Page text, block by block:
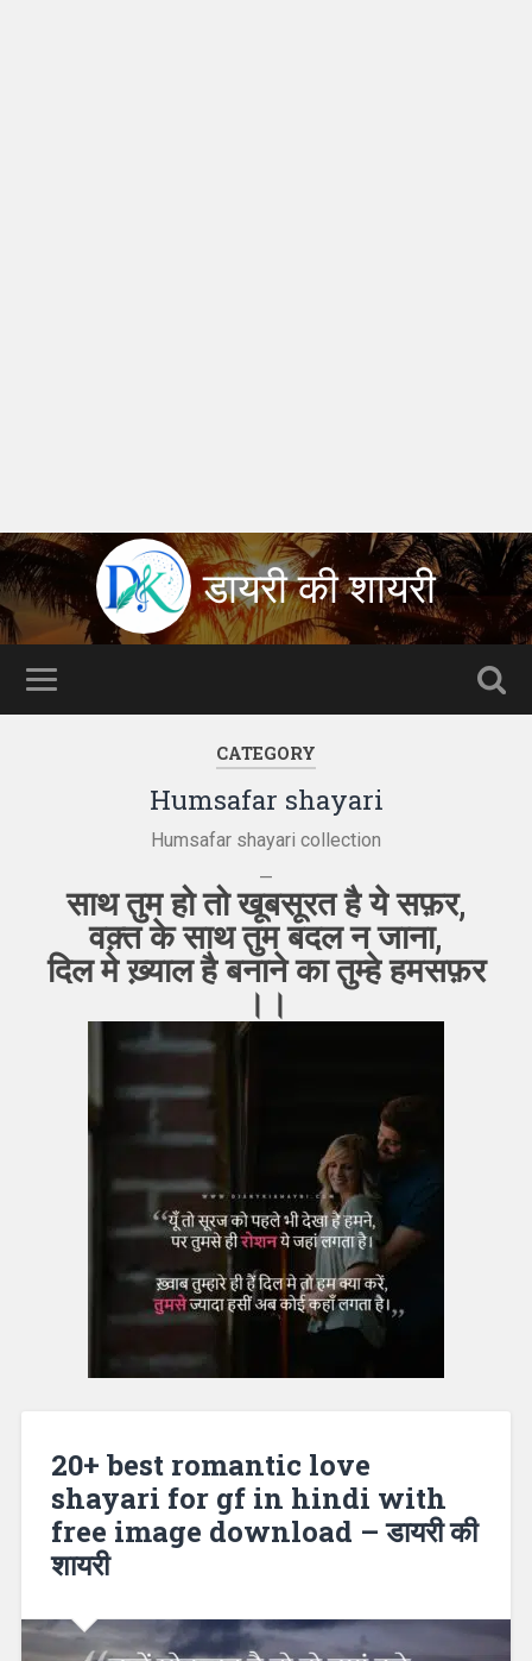
डायरी की शायरी
CATEGORY
Humsafar shayari
Humsafar shayari collection
—
साथ तुम हो तो खूबसूरत है ये सफ़र,
वक़्त के साथ तुम बदल न जाना,
दिल मे ख़्याल है बनाने का तुम्हे हमसफ़र
।।
20+ best romantic love
shayari for gf in hindi with
free image download – डायरी की
शायरी